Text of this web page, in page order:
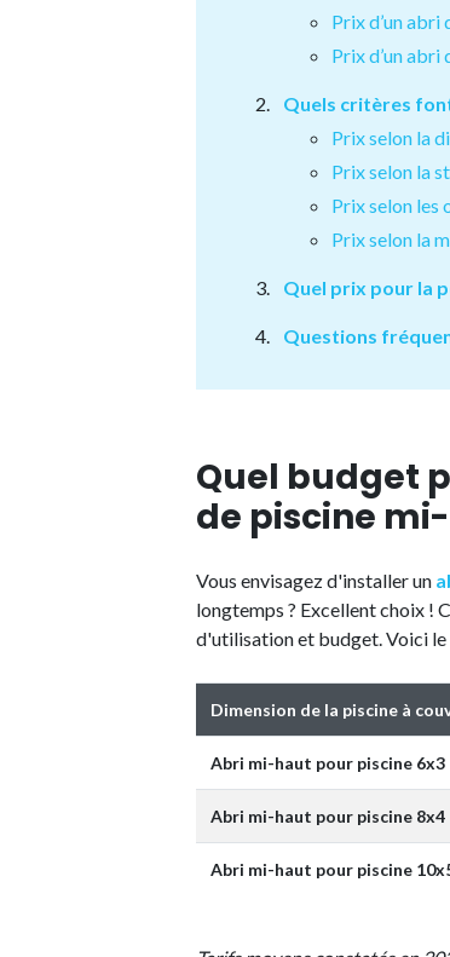
Prix d’un abri
Prix d’un abri
Quels critères
Prix selon la
Prix selon la
Prix selon les
Prix selon la
Quel prix pour la
Questions
Quel budget
de piscine
Vous envisagez d'installer un
longtemps ? Excellent choix !
d'utilisation et budget. Voici
Dimension de la piscine à
Abri mi-haut pour piscine 6x3
Abri mi-haut pour piscine 8x4
Abri mi-haut pour piscine